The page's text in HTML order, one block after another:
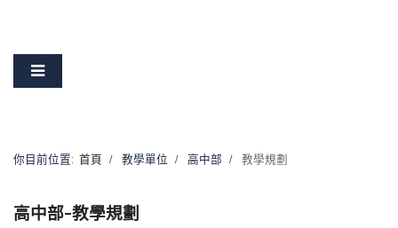
你目前位置: 首頁 教學單位 高中部 教學規劃
高中部-教學規劃